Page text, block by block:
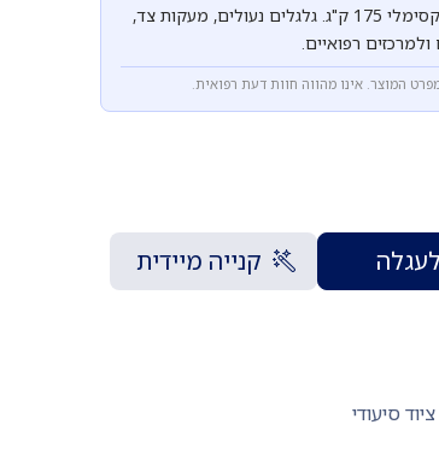
מעלות, גובה מיטה 40-75 ס"מ. עומס מקסימלי 175 ק"ג. גלגלים נעולים, מעקות צד,
המוצר. אינו מהווה חוות דעת רפואית.
קנייה מיידית
ציוד סיעודי